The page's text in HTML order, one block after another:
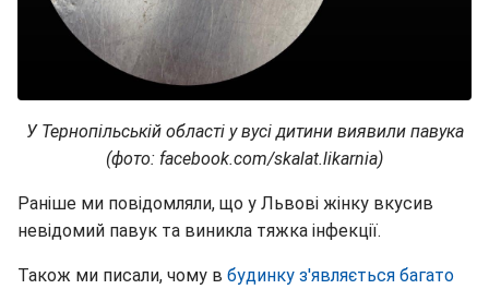
У Тернопільській області у вусі дитини виявили павука
(фото: facebook.com/skalat.likarnia)
Раніше ми повідомляли, що у Львові жінку вкусив
невідомий павук та виникла тяжка інфекції.
Також ми писали, чому в будинку з'являється багато